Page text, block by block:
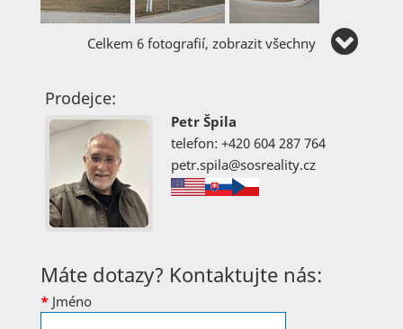
Celkem 6 fotografií, zobrazit všechny
Prodejce:
Petr Špila
telefon: +420 604 287 764
petr.spila@sosreality.cz
Máte dotazy? Kontaktujte nás:
* Jméno